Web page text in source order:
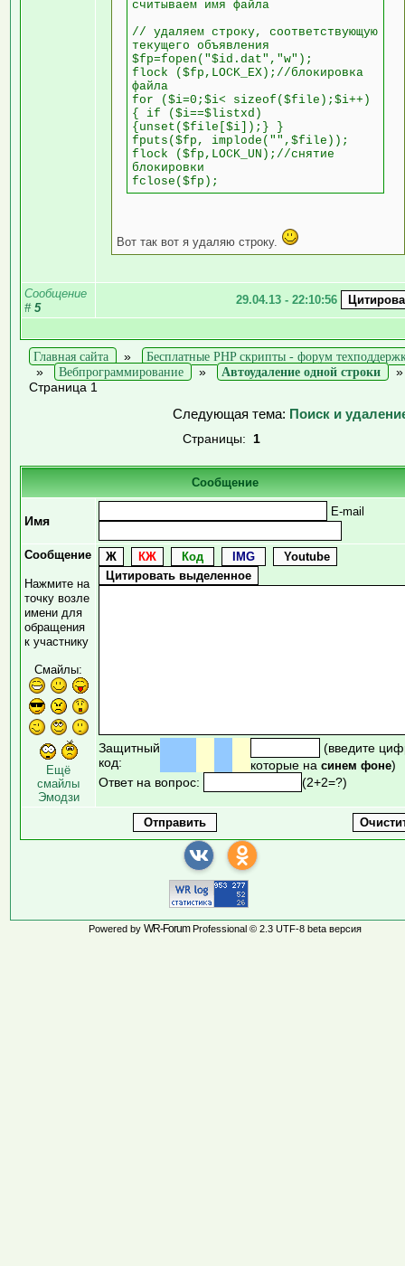
считываем имя файла
// удаляем строку, соответствующую
текущего объявления
$fp=fopen("$id.dat","w");
flock ($fp,LOCK_EX);//блокировка
файла
for ($i=0;$i< sizeof($file);$i++)
{ if ($i==$listxd)
{unset($file[$i]);} }
fputs($fp, implode("",$file));
flock ($fp,LOCK_UN);//снятие
блокировки
fclose($fp);
Вот так вот я удаляю строку.
Сообщение
# 5
29.04.13 - 22:10:56
Главная сайта »
Бесплатные PHP скрипты - форум
»
Вебпрограммирование » Автоудаление одной строки
Страница 1
Следующая тема: Поиск и
Страницы: 1
Сообщение
Имя
E-mail
Сообщение
Нажмите на
точку возле
имени для
обращения
к участнику
Смайлы:
Ещё
смайлы
Эмодзи
Защитный
код:
(введите
которые на синем фоне)
Ответ на вопрос:
(2+2=?)
Powered by WR-ForumProfessional © 2.3 UTF-8 beta версия